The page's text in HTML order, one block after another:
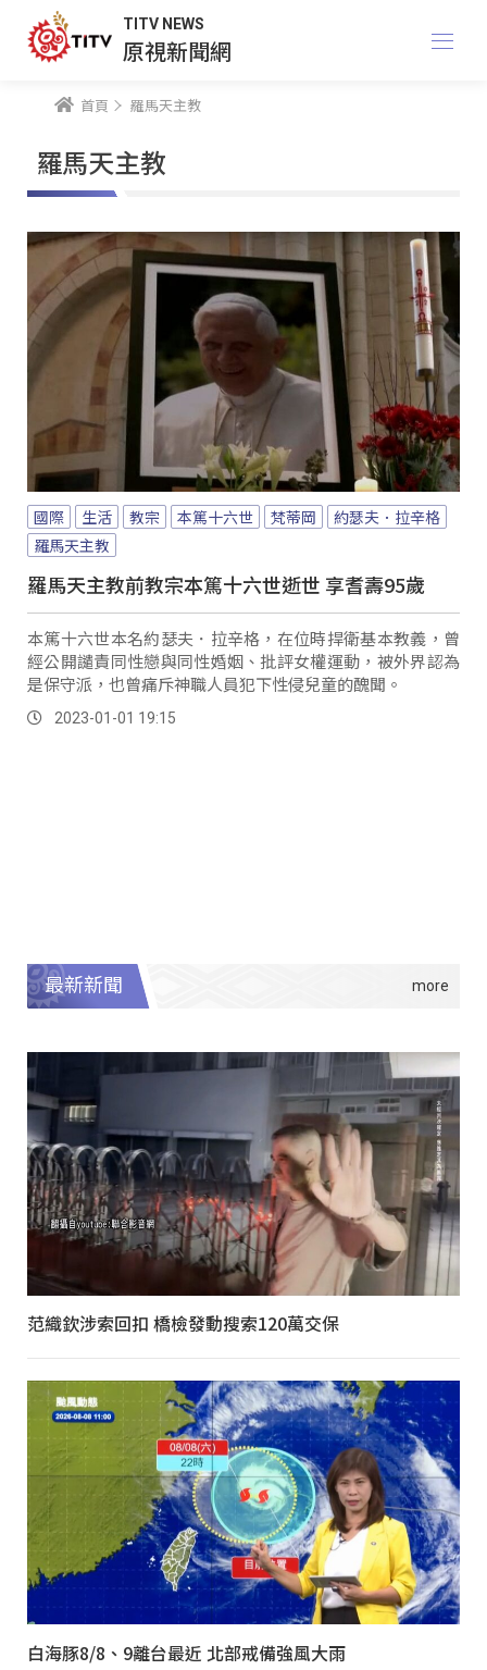
TITV NEWS
原視新聞網
首頁 羅馬天主教
羅馬天主教
國際 生活 教宗 本篤十六世 梵蒂岡
約瑟夫．拉辛格
羅馬天主教
羅馬天主教前教宗本篤十六世逝世 享耆壽95歲
本篤十六世本名約瑟夫．拉辛格，在位時捍衛基本教義，曾
經公開譴責同性戀與同性婚姻、批評女權運動，被外界認為
是保守派，也曾痛斥神職人員犯下性侵兒童的醜聞。
2023-01-01 19:15
最新新聞
范織欽涉索回扣 橋檢發動搜索120萬交保
白海豚8/8、9離台最近 北部戒備強風大雨